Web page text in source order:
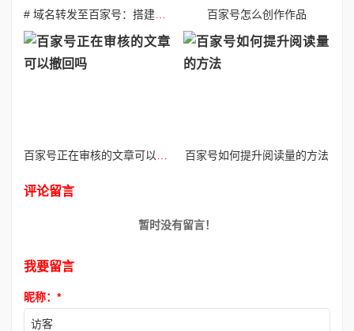
百家号怎么创作作品
百家号如何提升阅读量的方法
评论留言
暂时没有留言！
我要留言
昵称： *